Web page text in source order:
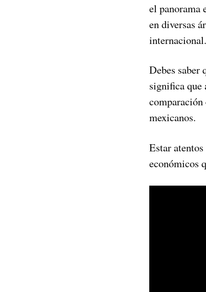
el panorama
en diversas
internacional.
Debes saber
significa que
comparación
mexicanos.
Estar
económicos